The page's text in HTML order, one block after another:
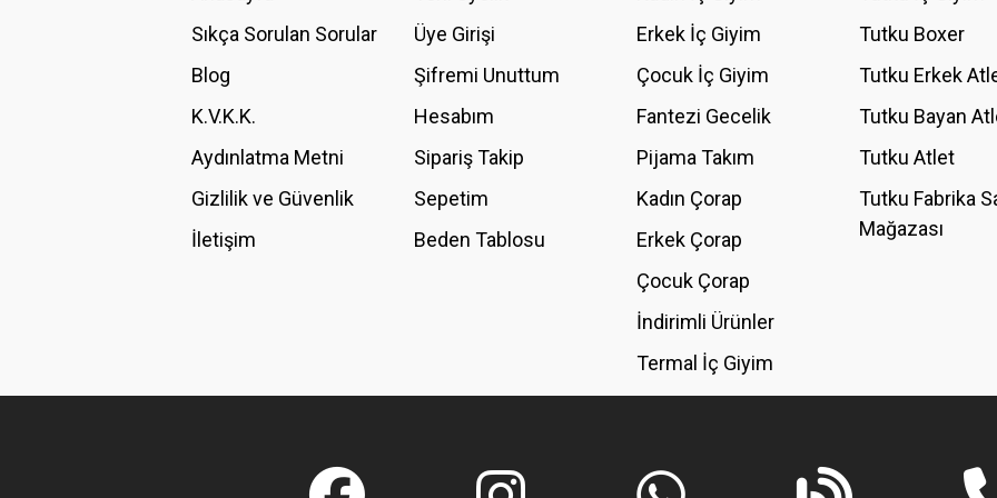
Ürün fiyatı diğer sitelerden daha pahalı.
Bu ürüne benzer farklı alternatifler olmalı.
Sıkça Sorulan Sorular
Blog
K.V.K.K.
Aydınlatma Metni
Gizlilik ve Güvenlik
İletişim
Üye Girişi
Şifremi Unuttum
Hesabım
Sipariş Takip
Sepetim
Beden Tablosu
Erkek İç Giyim
Çocuk İç Giyim
Fantezi Gecelik
Pijama Takım
Kadın Çorap
Erkek Çorap
Çocuk Çorap
İndirimli Ürünler
Termal İç Giyim
Tutku Boxer
Tutku Erkek
Tutku Bayan
Tutku Atlet
Tutku Fabrika
Mağazası